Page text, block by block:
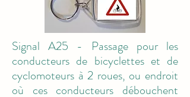
Signal A25 - Passage pour les
conducteurs de bicyclettes et de
cyclomoteurs à 2 roues, ou endroit
où ces conducteurs débouchent